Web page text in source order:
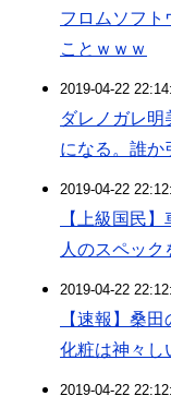
フロムソフト
ことｗｗｗ
2019-04-22
ダレノガレ明
になる。誰か
2019-04-22
【上級国民
人のスペッ
2019-04-22
【速報】桑
化粧は神々し
2019-04-22